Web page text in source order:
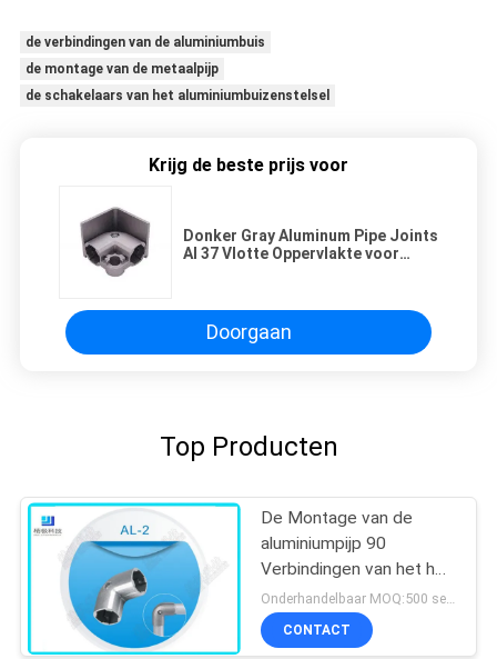
de verbindingen van de aluminiumbuis
de montage van de metaalpijp
de schakelaars van het aluminiumbuizenstelsel
Krijg de beste prijs voor
Donker Gray Aluminum Pipe Joints
Al 37 Vlotte Oppervlakte voor
Doorgaan
Top Producten
De Montage van de
aluminiumpijp 90
Verbindingen van het het
Aluminiumbuizenstelsel
van de Graadelleboog
voor OD 28mm Pijp
Onderhandelbaar MOQ:500 sets
CONTACT